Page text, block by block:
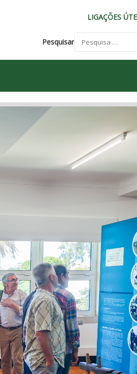
LIGAÇÕES
Pesquisar